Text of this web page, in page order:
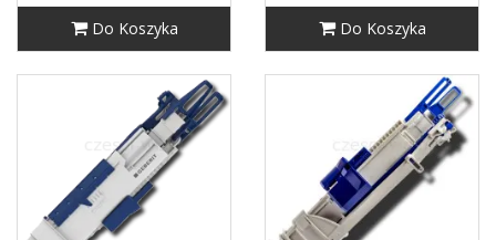
Do Koszyka Do Koszyka